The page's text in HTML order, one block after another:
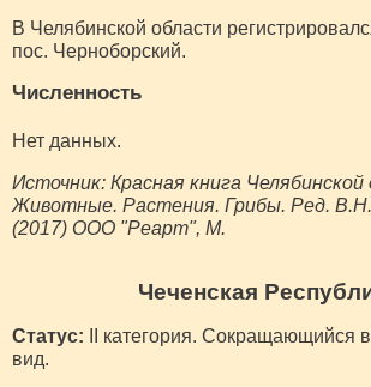
В Челябинской области
пос. Черноборский.
Численность
Нет данных.
Источник: Красная книга Челябинской
Животные. Растения. Грибы. Ред.
(2017) ООО "Реарт", М.
Чеченская
Статус: II категория. Сокращающийся
вид.